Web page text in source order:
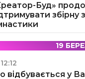
Буд»
збірну
19
12:12
відбувається у